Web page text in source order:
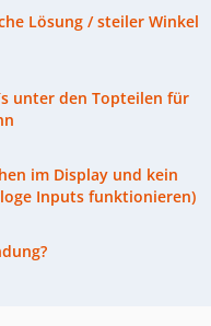
Lösung / steiler Winkel
unter den Topteilen für
im Display und kein
Inputs funktionieren)